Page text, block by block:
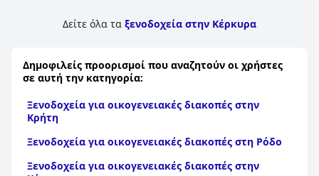
ανέφεραν προβλήματα με την καθαριότητα των δύο πισινών,
το προσωπικό λέγεται ότι ήταν ευχάριστο. Συνολικά, το
χαλαρωτικές διακοπές.
Δείτε όλα τα ξενοδοχεία στην Κέρκυρα
Δημοφιλείς προορισμοί που αναζητούν οι χρήστες
σε αυτή την κατηγορία:
Ξενοδοχεία για οικογενειακές διακοπές στην
Κρήτη
Ξενοδοχεία για οικογενειακές διακοπές στη Ρόδο
Ξενοδοχεία για οικογενειακές διακοπές στην